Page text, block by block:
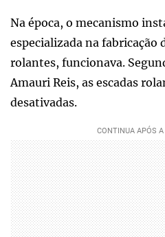
Na época, o mecanismo
especializada na fabricação
rolantes, funcionava.
Amauri Reis, as escadas
desativadas.